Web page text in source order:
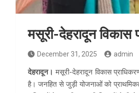
मसूरी-देहरादून विकास
December 31, 2025 admin
देहरादून। मसूरी-देहरादून विकास
है। जनहित से जुड़ी योजनाओं को